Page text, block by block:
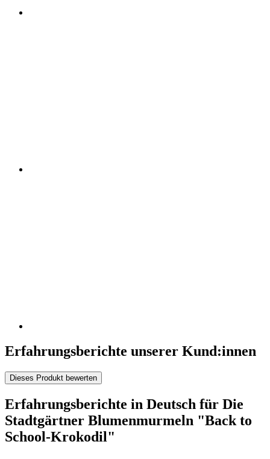
Erfahrungsberichte unserer Kund:innen
Dieses Produkt bewerten
Erfahrungsberichte in Deutsch für Die
Stadtgärtner Blumenmurmeln "Back to
School-Krokodil"